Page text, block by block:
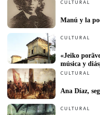
CULTURAL
Manú y la
CULTURAL
«Jeiko
CULTURAL
Ana Díaz,
CULTURAL